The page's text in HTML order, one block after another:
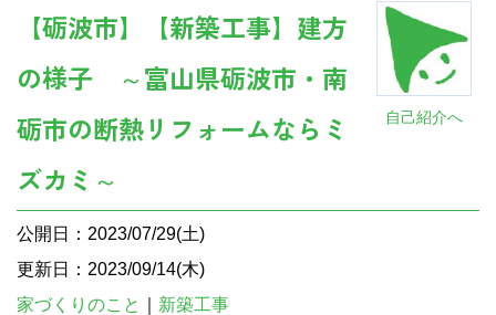
自己紹介へ
【砺波市】【新築工事】建方
の様子 ～富山県砺波市・南
砺市の断熱リフォームならミ
ズカミ～
公開日：2023/07/29(土)
更新日：2023/09/14(木)
家づくりのこと
新築工事